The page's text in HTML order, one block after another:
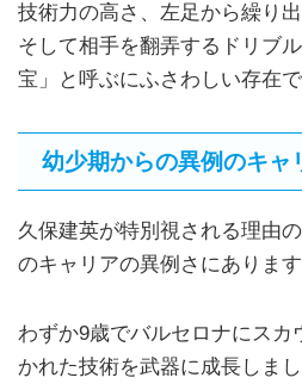
技術力の高さ、左足から繰り
そして相手を翻弄するドリブ
宝」と呼ぶにふさわしい存在で
幼少期からの異例のキャ
久保建英が特別視される理由
のキャリアの異例さにあります
わずか9歳でバルセロナにスカ
かれた技術を武器に成長しまし